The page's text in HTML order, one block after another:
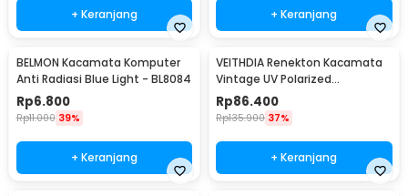
+ Keranjang + Keranjang
BELMON Kacamata Komputer
Anti Radiasi Blue Light - BL8084
Rp6.800
Rp11.000 39%
+ Keranjang
VEITHDIA Renekton Kacamata
Vintage UV Polarized
Sunglasses - 2462
Rp86.400
Rp135.900 37%
+ Keranjang